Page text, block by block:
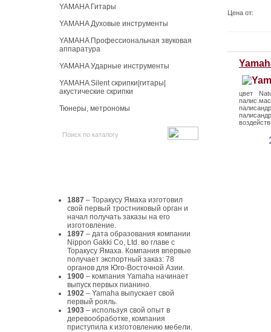
YAMAHA Гитары
YAMAHA Духовые инструменты
YAMAHA Профессиональная звуковая
аппаратура
YAMAHA Ударные инструменты
YAMAHA Silent скрипки|гитары|
акустические скрипки
Тюнеры, метрономы
1887 – Торакусу Ямаха изготовил
свой первый тростниковый орган и
начал получать заказы на его
изготовление.
1897 – дата образования компании
Nippon Gakki Co, Ltd. во главе с
Торакусу Ямаха. Компания впервые
получает экспортный заказ: 78
органов для Юго-Восточной Азии.
1900 – компания Yamaha начинает
выпуск первых пианино.
1902 – Yamaha выпускает свой
первый рояль.
1903 – используя свой опыт в
деревообработке, компания
приступила к изготовлению мебели.
Цена от:
цвет